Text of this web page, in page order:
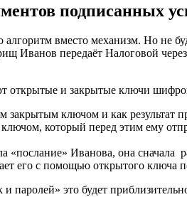
подписанных
алгоритм вместо механизм. Но не
Иванов передаёт Налоговой
открытые и закрытые ключи
ключом и как результат
который перед этим ему
«послание» Иванова, она
его с помощью открытого ключа
паролей» это будет